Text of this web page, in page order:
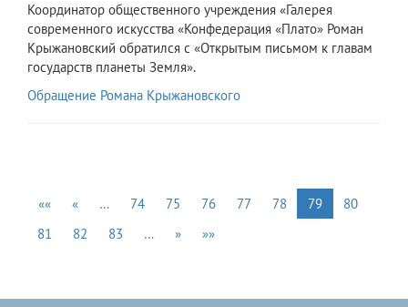
Координатор общественного учреждения «Галерея
современного искусства «Конфедерация «Плато» Роман
Крыжановский обратился с «Открытым письмом к главам
государств планеты Земля».
Обращение Романа Крыжановского
«« « … 74 75 76 77 78 79
80
81
82 83 … » »»